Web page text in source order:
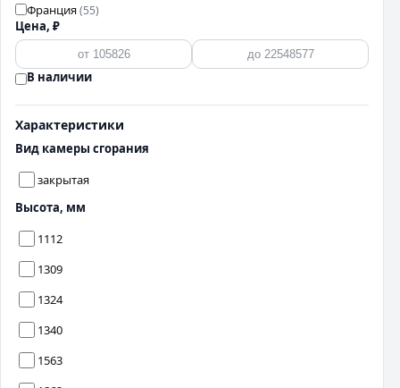
Франция(55)
Цена, ₽
В наличии
Характеристики
Вид камеры сгорания
закрытая
Высота, мм
1112
1309
1324
1340
1563